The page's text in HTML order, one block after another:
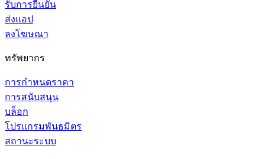
รับการยืนยัน
ส่งแอป
ลงโฆษณา
ทรัพยากร
การกำหนดราคา
การสนับสนุน
บล็อก
โปรแกรมพันธมิตร
สถานะระบบ